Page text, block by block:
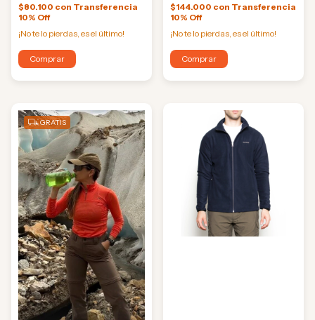
$80.100 con Transferencia
10% Off
¡No te lo pierdas, es el último!
Comprar
$144.000 con Transferencia
10% Off
¡No te lo pierdas, es el último!
Comprar
GRATIS